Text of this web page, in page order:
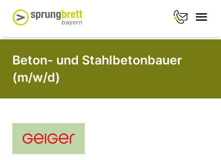
Beton- und Stahlbetonbauer
(m/w/d)